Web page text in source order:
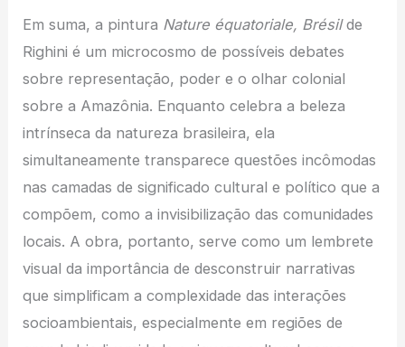
Em suma, a pintura Nature équatoriale, Brésilde
Righini é um microcosmo de possíveis debates
sobre representação, poder e o olhar colonial
sobre a Amazônia. Enquanto celebra a beleza
intrínseca da natureza brasileira, ela
simultaneamente transparece questões incômodas
nas camadas de significado cultural e político que a
compõem, como a invisibilização das comunidades
locais. A obra, portanto, serve como um lembrete
visual da importância de desconstruir narrativas
que simplificam a complexidade das interações
socioambientais, especialmente em regiões de